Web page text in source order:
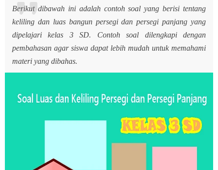
Berikut dibawah ini adalah contoh soal yang berisi tentang
keliling dan luas bangun persegi dan persegi panjang yang
dipelajari kelas 3 SD. Contoh soal dilengkapi dengan
pembahasan agar siswa dapat lebih mudah untuk memahami
materi yang dibahas.